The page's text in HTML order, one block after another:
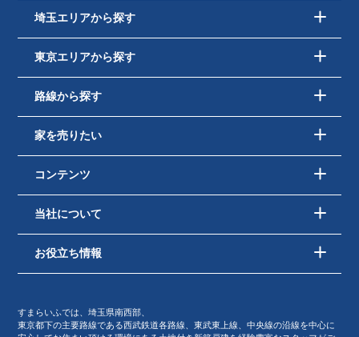
埼玉エリアから探す
東京エリアから探す
路線から探す
家を売りたい
コンテンツ
当社について
お役立ち情報
すまらいふでは、埼玉県南西部、
東京都下の主要路線である西武鉄道各路線、東武東上線、中央線の沿線を中心に